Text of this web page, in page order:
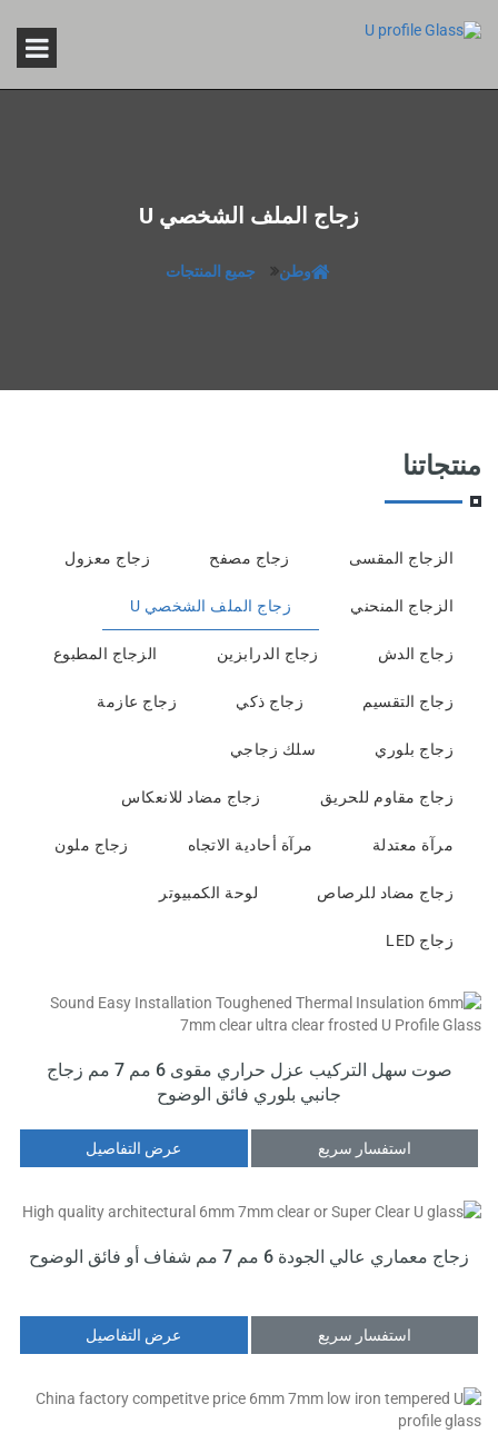
زجاج الملف الشخصي U
وطن جميع المنتجات
منتجاتنا
الزجاج المقسى زجاج مصفح زجاج معزول
الزجاج المنحني زجاج الملف الشخصي U
زجاج الدش زجاج الدرابزين الزجاج المطبوع
زجاج التقسيم زجاج ذكي زجاج عازمة
زجاج بلوري سلك زجاجي
زجاج مقاوم للحريق زجاج مضاد للانعكاس
مرآة معتدلة مرآة أحادية الاتجاه زجاج ملون
زجاج مضاد للرصاص لوحة الكمبيوتر
زجاج LED
صوت سهل التركيب عزل حراري مقوى 6 مم 7 مم زجاج
جانبي بلوري فائق الوضوح
استفسار سريع عرض التفاصيل
زجاج معماري عالي الجودة 6 مم 7 مم شفاف أو فائق الوضوح
استفسار سريع عرض التفاصيل